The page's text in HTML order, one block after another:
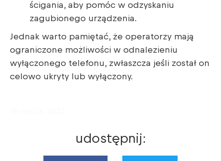
ścigania, aby pomóc w odzyskaniu
zagubionego urządzenia.
Jednak warto pamiętać, że operatorzy mają
ograniczone możliwości w odnalezieniu
wyłączonego telefonu, zwłaszcza jeśli został on
celowo ukryty lub wyłączony.
udostępnij: